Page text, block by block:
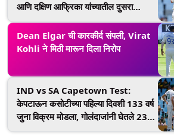
आणि दक्षिण आफ्रिका यांच्यातील दुसरा
कसोटी सामना, जाणून घ्या कधी अन् कुठे
पाहणार लाइव्ह
Dean Elgar ची कारकीर्द संपली, Virat
Kohli ने मिठी मारून दिला निरोप
IND vs SA Capetown Test:
केपटाऊन कसोटीच्या पहिल्या दिवशी 133 वर्ष
जुना विक्रम मोडला, गोलंदाजांनी घेतले 23